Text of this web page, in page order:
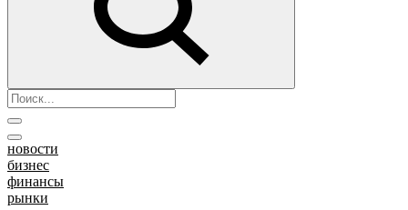
новости
бизнес
финансы
рынки